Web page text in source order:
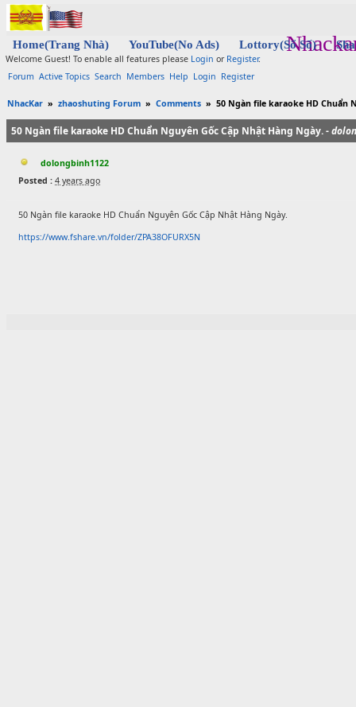
Home(Trang Nhà) YouTube(No Ads) Lottory(Sổ Số)
Welcome Guest! To enable all features please Login or Register.
Forum Active Topics Search Members Help Login Register
NhacKar » zhaoshuting Forum » Comments » 50 Ngàn file karaoke HD Chuẩn
50 Ngàn file karaoke HD Chuẩn Nguyên Gốc Cập Nhật Hàng Ngày. -
dolongbinh1122
Posted : 4 years ago
50 Ngàn file karaoke HD Chuẩn Nguyên Gốc Cập Nhật Hàng Ngày.
https://www.fshare.vn/folder/ZPA38OFURX5N